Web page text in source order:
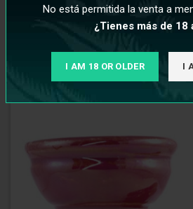
No está permitida la venta a
¿Tienes más de 18
I AM 18 OR OLDER I
€